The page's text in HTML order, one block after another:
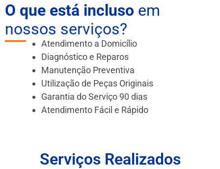
O que está incluso em
nossos serviços?
Atendimento a Domicílio
Diagnóstico e Reparos
Manutenção Preventiva
Utilização de Peças Originais
Garantia do Serviço 90 dias
Atendimento Fácil e Rápido
Serviços Realizados